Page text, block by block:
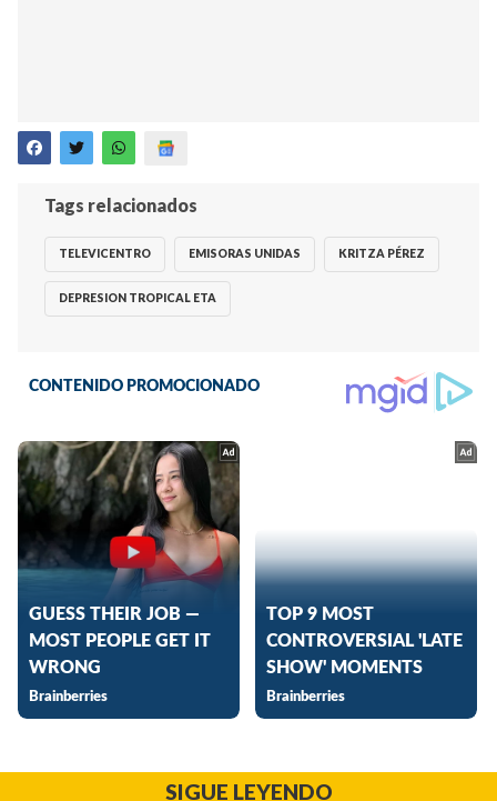
Tags relacionados
TELEVICENTRO EMISORAS UNIDAS KRITZA PÉREZ
DEPRESION TROPICAL ETA
SIGUE LEYENDO